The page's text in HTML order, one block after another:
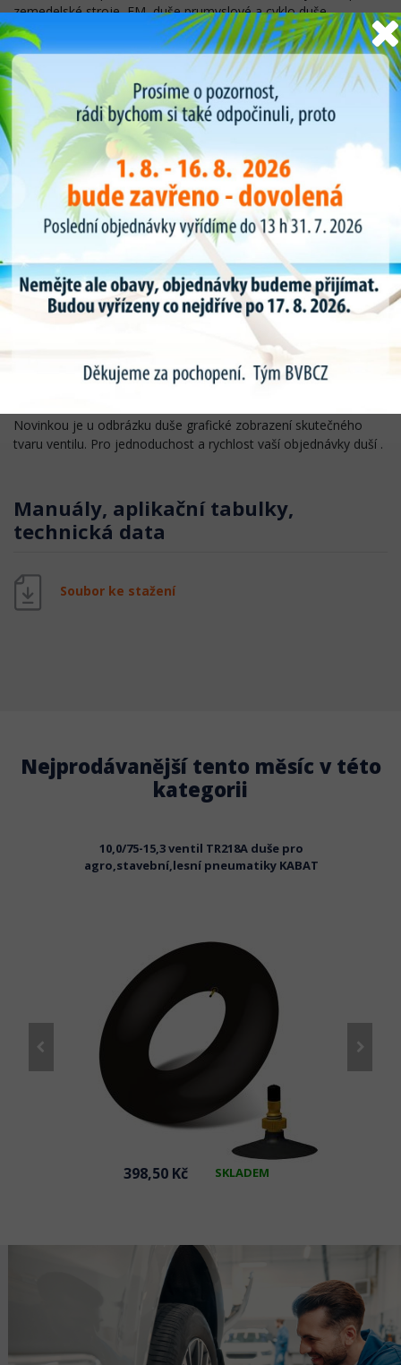
zemedelské stroje, EM, duše prumyslové a cyklo duše .
Pokrývá 90 % všech existujících rozměru pneumatik po celém
světě.
Každým rokem Kabát přichází, dle poptávky zákazníku a
prvovýrobních závodu s novou rozšírenou nabídkou rozměru a
typu duší.
Díky výhradnímu zastoupení duší KABAT pro ČR dodáváme 90
% všech rozměru do 24-48 hodin a speciální požadavky duší do
10 dnu. Sklady o rozloze 600m2 pravidelně 2 týdně zavážíme a
doplňujme.
Veškeré duše Kabat mužete nakoupit v našem internetovém
obchodě www.bvbcz.cz.
Pro jednoduchost nákupu a výběru duše a vložky jsme pro vás
připravily vyhledávač rozměru duší kde dle vaší poptávky si
vyberete rozměr a typ ventilu pro danou duši . U detailu výrobku
najdete i tabulku všech typu a tvarů ventilu .
Novinkou je u odbrázku duše grafické zobrazení skutečného
tvaru ventilu. Pro jednoduchost a rychlost vaší objednávky duší .
Manuály, aplikační tabulky,
technická data
Soubor ke stažení
Nejprodávanější tento měsíc v této
kategorii
10,0/75-15,3 ventil TR218A duše pro
agro,stavební,lesní pneumatiky KABAT
398,50 Kč SKLADEM